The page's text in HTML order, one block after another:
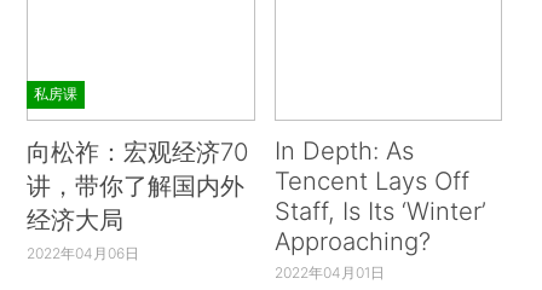
私房课
向松祚：宏观经济70
讲，带你了解国内外
经济大局
2022年04月06日
In Depth: As
Tencent Lays Off
Staff, Is Its ‘Winter’
Approaching?
2022年04月01日